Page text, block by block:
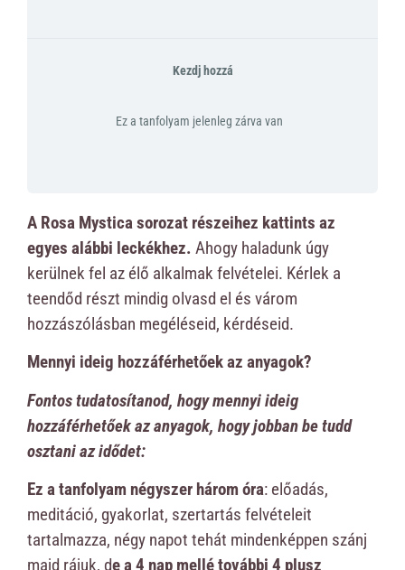
Kezdj hozzá
Ez a tanfolyam jelenleg zárva van
A Rosa Mystica sorozat részeihez kattints az
egyes alábbi leckékhez. Ahogy haladunk úgy
kerülnek fel az élő alkalmak felvételei. Kérlek a
teendőd részt mindig olvasd el és várom
hozzászólásban megéléseid, kérdéseid.
Mennyi ideig hozzáférhetőek az anyagok?
Fontos tudatosítanod, hogy mennyi ideig
hozzáférhetőek az anyagok, hogy jobban be tudd
osztani az idődet:
Ez a tanfolyam négyszer három óra: előadás,
meditáció, gyakorlat, szertartás felvételeit
tartalmazza, négy napot tehát mindenképpen szánj
majd rájuk, de a 4 nap mellé további 4 plusz